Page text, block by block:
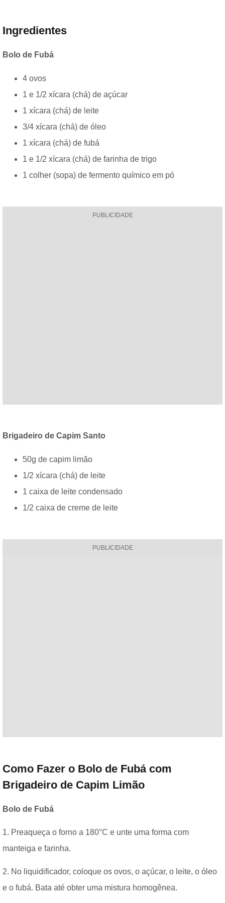
Ingredientes
Bolo de Fubá
4 ovos
1 e 1/2 xícara (chá) de açúcar
1 xícara (chá) de leite
3/4 xícara (chá) de óleo
1 xícara (chá) de fubá
1 e 1/2 xícara (chá) de farinha de trigo
1 colher (sopa) de fermento químico em pó
PUBLICIDADE
Brigadeiro de Capim Santo
50g de capim limão
1/2 xícara (chá) de leite
1 caixa de leite condensado
1/2 caixa de creme de leite
PUBLICIDADE
Como Fazer o Bolo de Fubá com
Brigadeiro de Capim Limão
Bolo de Fubá
1. Preaqueça o forno a 180°C e unte uma forma com
manteiga e farinha.
2. No liquidificador, coloque os ovos, o açúcar, o leite, o óleo
e o fubá. Bata até obter uma mistura homogênea.